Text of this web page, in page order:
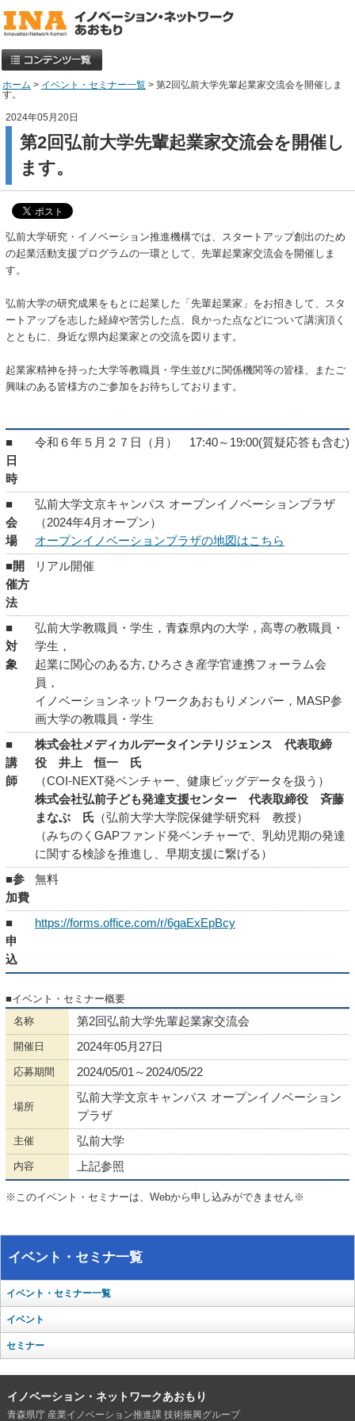
ホーム > イベント・セミナー一覧 > 第2回弘前大学先輩起業家交流会を開催しま
す。
2024年05月20日
第2回弘前大学先輩起業家交流会を開催し
ます。
弘前大学研究・イノベーション推進機構では、スタートアップ創出のため
の起業活動支援プログラムの一環として、先輩起業家交流会を開催しま
す。
弘前大学の研究成果をもとに起業した「先輩起業家」をお招きして、スタ
ートアップを志した経緯や苦労した点、良かった点などについて講演頂く
とともに、身近な県内起業家との交流を図ります。
起業家精神を持った大学等教職員・学生並びに関係機関等の皆様、またご
興味のある皆様方のご参加をお待ちしております。
■
日
時
令和６年５月２７日（月） 17:40～19:00(質疑応答も含む)
■
会
場
弘前大学文京キャンパス オープンイノベーションプラザ
（2024年4月オープン）
オープンイノベーションプラザの地図はこちら
■開
催方
法
リアル開催
■
対
象
弘前大学教職員・学生，青森県内の大学，高専の教職員・
学生，
起業に関心のある方, ひろさき産学官連携フォーラム会
員，
イノベーションネットワークあおもりメンバー，MASP参
画大学の教職員・学生
■
講
師
株式会社メディカルデータインテリジェンス 代表取締
役 井上 恒一 氏
（COI-NEXT発ベンチャー、健康ビッグデータを扱う）
株式会社弘前子ども発達支援センター 代表取締役 斉藤
まなぶ 氏 （弘前大学大学院保健学研究科 教授）
（みちのくGAPファンド発ベンチャーで、乳幼児期の発達
に関する検診を推進し、早期支援に繋げる）
■参
加費
無料
■
申
込
https://forms.office.com/r/6gaExEpBcy
■イベント・セミナー概要
名称
第2回弘前大学先輩起業家交流会
開催日 2024年05月27日
応募期間 2024/05/01～2024/05/22
場所
弘前大学文京キャンパス オープンイノベーション
プラザ
主催 弘前大学
内容 上記参照
※このイベント・セミナーは、Webから申し込みができません※
イベント・セミナ一覧
イベント・セミナー一覧
イベント
セミナー
イノベーション・ネットワークあおもり
青森県庁 産業イノベーション推進課 技術振興グループ